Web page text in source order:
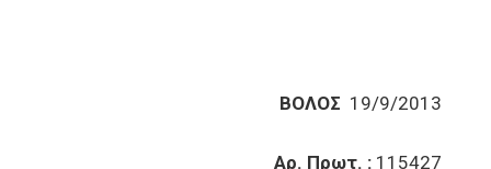
ΒΟΛΟΣ 19/9/2013
Αρ. Πρωτ. : 115427